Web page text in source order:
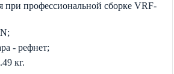
при профессиональной сборке VRF-
- рефнет;
кг.